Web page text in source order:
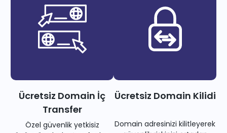
Ücretsiz Domain İç
Transfer
Özel güvenlik yetkisiz
Ücretsiz Domain Kilidi
Domain adresinizi kilitleyerek